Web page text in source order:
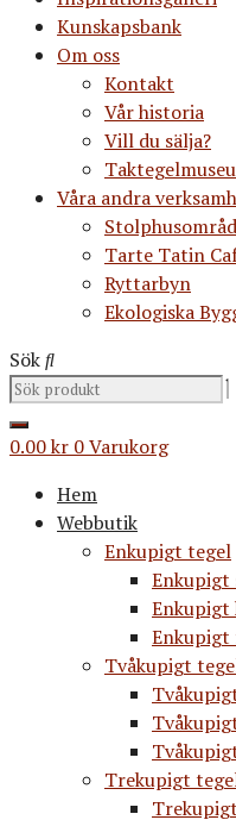
Kunskapsbank
Om oss
Kontakt
Vår historia
Vill du sälja?
Våra andra
Tarte Tatin
Ryttarbyn
Ekologiska
Sök
0.00kr 0Varukorg
Hem
Webbutik
Enkupigt tegel
Enkupigt
Enkupigt
Enkupigt
Tvåkupigt
Trekupigt